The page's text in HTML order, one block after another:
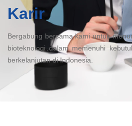
Karir
Bergabung bersama kami untuk
bioteknologi dalam memenuhi
berkelanjutan di Indonesia.